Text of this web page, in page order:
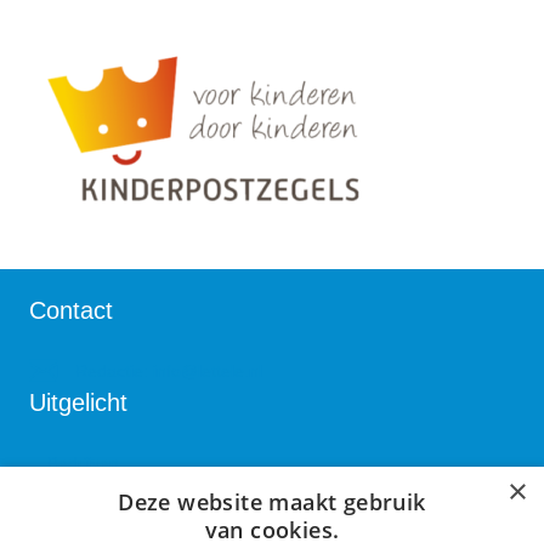
Contact
Uitgelicht
Bedrijven
Verenigingen ×
Deze website maakt gebruik
van cookies.